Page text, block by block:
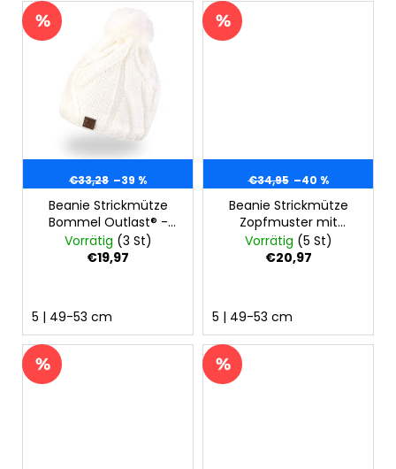
e
€33,28 –39 %
Beanie Strickmütze
Bommel Outlast® -
natur
Vorrätig (3 St)
€19,97
5 | 49-53 cm
€34,95 –40 %
Beanie Strickmütze
Zopfmuster mit
Bommel Outlast® -
Kaschmir
Vorrätig (5 St)
€20,97
5 | 49-53 cm